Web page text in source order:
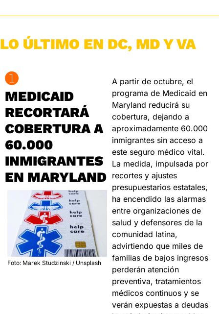
LO ÚLTIMO EN DC, MD Y VA
➊
MEDICAID
RECORTARÁ
COBERTURA A
60.000
INMIGRANTES
EN MARYLAND
Foto: Marek Studzinski / Unsplash
A partir de octubre, el
programa de Medicaid en
Maryland reducirá su
cobertura, dejando a
aproximadamente 60.000
inmigrantes sin acceso a
este seguro médico vital.
La medida, impulsada por
recortes y ajustes
presupuestarios estatales,
ha encendido las alarmas
entre organizaciones de
salud y defensores de la
comunidad latina,
advirtiendo que miles de
familias de bajos ingresos
perderán atención
preventiva, tratamientos
médicos continuos y se
verán expuestas a deudas